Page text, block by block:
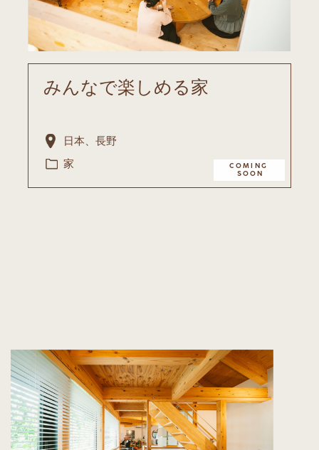
みんなで楽しめる家
日本、長野
家
COMING ​
SOON